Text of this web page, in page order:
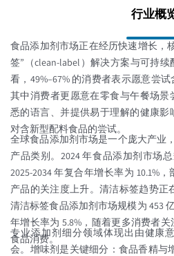
行业概
食品添加剂市场正在经历快速增长，
签”（clean-label）解决方案与可持
看，49%–67% 的消费者表示愿意尝
其中消费者更愿意在零食与午餐场
悉的语言、并提供易于理解的健康影
对含新型配料食品的尝试。
全球食品添加剂市场是一个庞大产业
产品类别。2024 年食品添加剂市场
2025-2034 年复合年增长率为 10.1%
产品的关注度上升。清洁标签趋势正
清洁标签食品添加剂市场规模为 453
年增长率为 5.8%，随着更多消费者
食品消费。
专业添加剂细分领域体现出由健康
会。增味剂是关键细分：食品香精与